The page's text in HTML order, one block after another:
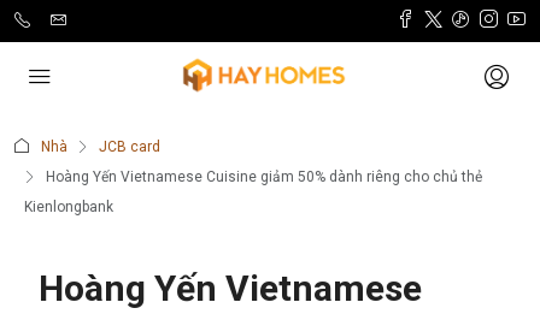
Nhà
JCB card
Hoàng Yến Vietnamese Cuisine giảm 50% dành riêng cho chủ thẻ
Kienlongbank
Hoàng Yến Vietnamese